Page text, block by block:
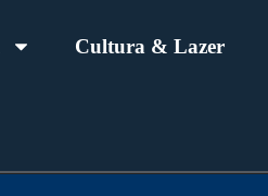
Cultura & Lazer